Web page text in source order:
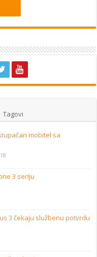
Tagovi
mobitel sa
3 seriju
3 čekaju službenu potvrdu